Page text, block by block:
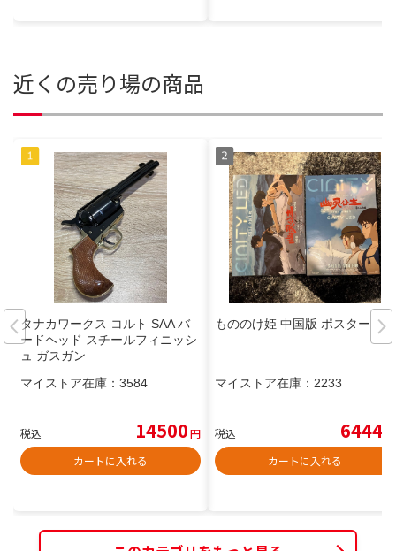
近くの売り場の商品
タナカワークス コルト SAA バ
ードヘッド スチールフィニッシ
ュ ガスガン
マイストア在庫： 3584
税込 14500円
カートに入れる
もののけ姫 中国版 ポスター
マイストア在庫： 2233
税込 6444
カートに入れる